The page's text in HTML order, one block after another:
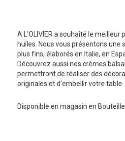
A L’OLIVIER a souhaité le
huiles. Nous vous présentons une
plus fins, élaborés en Italie, en
Découvrez aussi nos crèmes
permettront de réaliser des
originales et d’embellir votre table.
Disponible en magasin en Bouteille